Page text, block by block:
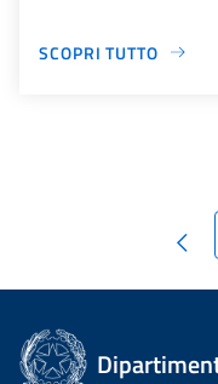
SCOPRI TUTTO